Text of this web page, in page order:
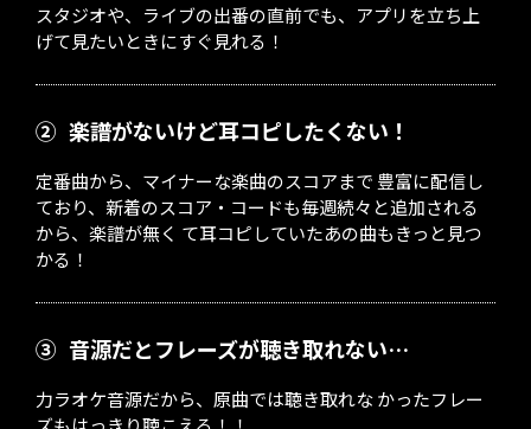
スタジオや、ライブの出番の直前でも、アプリを立ち上
げて見たいときにすぐ見れる！
② 楽譜がないけど耳コピしたくない！
定番曲から、マイナーな楽曲のスコアまで 豊富に配信し
ており、新着のスコア・コードも毎週続々と追加される
から、楽譜が無く て耳コピしていたあの曲もきっと見つ
かる！
③ 音源だとフレーズが聴き取れない…
力ラオケ音源だから、原曲では聴き取れな かったフレー